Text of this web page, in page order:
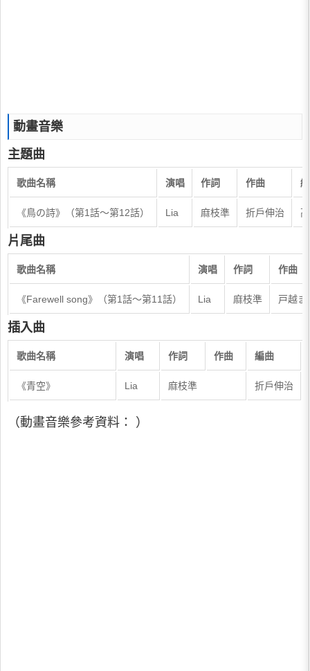
動畫音樂
主題曲
歌曲名稱 演唱 作詞 作曲
《鳥の詩》（第1話～第12話） Lia 麻枝準 折戶伸治
片尾曲
歌曲名稱 演唱 作詞 作曲
《Farewell song》（第1話～第11話） Lia 麻枝準 戸越ま
插入曲
歌曲名稱 演唱 作詞 作曲 編曲
《青空》 Lia 麻枝準 折戶伸治
（動畫音樂參考資料： ）